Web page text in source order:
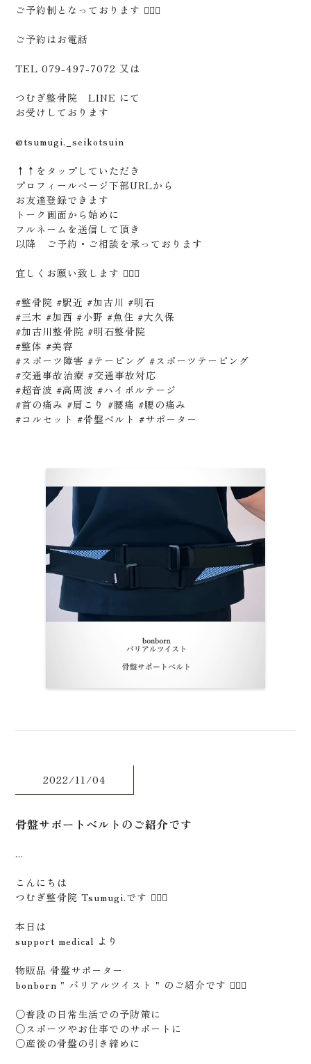
ご予約制となっております 🙋🏻‍♂️
ご予約はお電話
TEL 079-497-7072 又は
つむぎ整骨院 LINE にて
お受けしております
@tsumugi._seikotsuin
↑↑をタップしていただき
プロフィールページ下部URLから
お友達登録できます
トーク画面から始めに
フルネームを送信して頂き
以降 ご予約・ご相談を承っております
宜しくお願い致します 🙇🏻‍♂️
#整骨院 #駅近 #加古川 #明石
#三木 #加西 #小野 #魚住 #大久保
#加古川整骨院 #明石整骨院
#整体 #美容
#スポーツ障害 #テーピング #スポーツテーピング
#交通事故治療 #交通事故対応
#超音波 #高周波 #ハイボルテージ
#首の痛み #肩こり #腰痛 #腰の痛み
#コルセット #骨盤ベルト #サポーター
2022/11/04
骨盤サポートベルトのご紹介です
...
こんにちは
つむぎ整骨院 Tsumugi.です 🙋🏻‍♂️
本日は
support medical より
物販品 骨盤サポーター
bonborn " バリアルツイスト " のご紹介です 🙇🏻‍♂️
○普段の日常生活での予防策に
○スポーツやお仕事でのサポートに
○産後の骨盤の引き締めに